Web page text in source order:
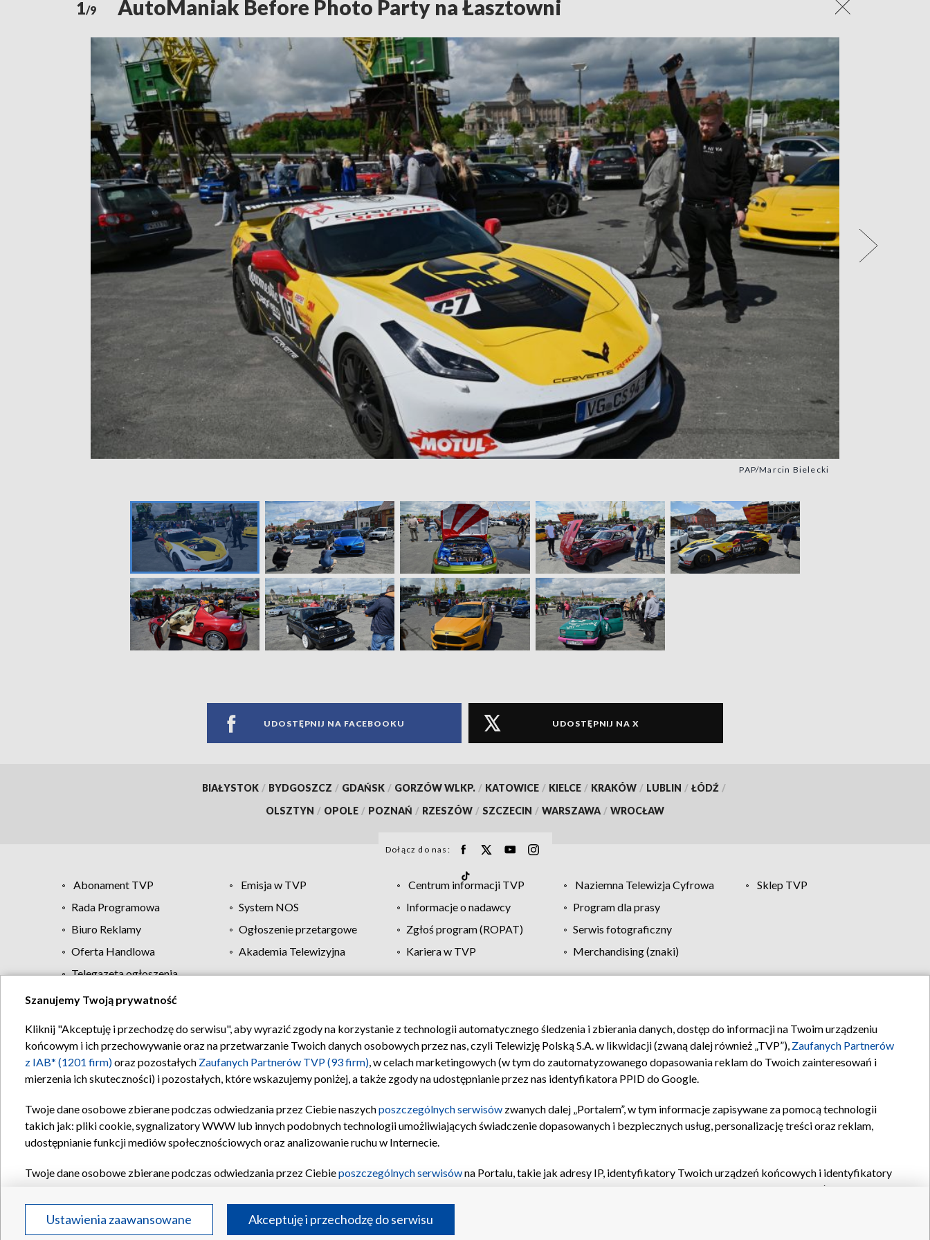
1/9 AutoManiak Before Photo Party na Łasztowni
PAP/Marcin Bielecki
UDOSTĘPNIJ NA FACEBOOKU UDOSTĘPNIJ NA X
BIAŁYSTOK / BYDGOSZCZ / GDAŃSK / GORZÓW WLKP. / KATOWICE / KIELCE / KRAKÓW / LUBLIN / ŁÓDŹ /
OLSZTYN / OPOLE / POZNAŃ / RZESZÓW / SZCZECIN / WARSZAWA / WROCŁAW
Dołącz do nas:
Abonament TVP Emisja w TVP Centrum informacji TVP Naziemna Telewizja Cyfrowa
Sklep TVP
Rada Programowa
System NOS Informacje o nadawcy
Program dla prasy
Biuro Reklamy
Ogłoszenie przetargowe Zgłoś program (ROPAT)
Serwis fotograficzny
Oferta Handlowa
Akademia Telewizyjna Kariera w TVP
Merchandising (znaki)
Telegazeta ogłoszenia
Regulamin TVP Polityka prywatności Moje zgody Pomoc Biuro reklamy Kontakt
Szanujemy Twoją prywatność
Kliknij "Akceptuję i przechodzę do serwisu", aby wyrazić zgody na korzystanie z technologii automatycznego śledzenia i zbierania danych, dostęp do informacji na Twoim urządzeniu
końcowym i ich przechowywanie oraz na przetwarzanie Twoich danych osobowych przez nas, czyli Telewizję Polską S.A. w likwidacji (zwaną dalej również „TVP”), Zaufanych Partnerów
z IAB* (1201 firm)oraz pozostałych Zaufanych Partnerów TVP (93 firm), w celach marketingowych (w tym do zautomatyzowanego dopasowania reklam do Twoich zainteresowań i
mierzenia ich skuteczności) i pozostałych, które wskazujemy poniżej, a także zgody na udostępnianie przez nas identyfikatora PPID do Google.
Twoje dane osobowe zbierane podczas odwiedzania przez Ciebie naszychposzczególnych serwisów zwanych dalej „Portalem”, w tym informacje zapisywane za pomocą technologii
takich jak: pliki cookie, sygnalizatory WWW lub innych podobnych technologii umożliwiających świadczenie dopasowanych i bezpiecznych usług, personalizację treści oraz reklam,
udostępnianie funkcji mediów społecznościowych oraz analizowanie ruchu w Internecie.
Twoje dane osobowe zbierane podczas odwiedzania przez Ciebieposzczególnych serwisówna Portalu, takie jak adresy IP, identyfikatory Twoich urządzeń końcowych i identyfikatory
oraz pozostałych
Partnerów TVPdla realizacji następujących celów i funkcji: przechowywania informacji na urządzeniu lub dostęp do nich, wyboru podstawowych reklam, wyboru spersonalizowanych
reklam, tworzenia profilu spersonalizowanych reklam, tworzenia profilu spersonalizowanych treści, wyboru spersonalizowanych treści, pomiaru wydajności reklam, pomiaru wydajności
Ustawienia zaawansowane Akceptuję i przechodzę do serwisu